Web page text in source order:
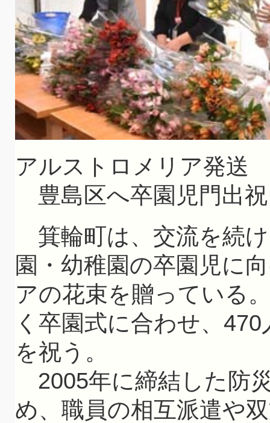
アルストロメリア発送
豊島区へ卒園児門出
箕輪町は、交流を続
園・幼稚園の卒園児に
アの花束を贈っている
く卒園式に合わせ、
を祝う。
2005年に締結した防
め、職員の相互派遣や